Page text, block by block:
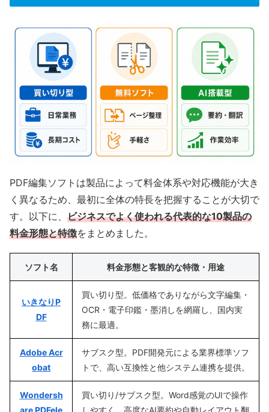
PDF編集ソフトは製品によって料金体系や対応機能が大き
く異なるため、最初に全体の特長を把握することが大切で
す。以下に、 ビジネスでよく使われる代表的な10製品の
料金形態と特徴をまとめました。
ソフト名 料金形態と客観的な特徴・用途
いきなりP
DF
買い切り型。低価格でありながら文字編集・
OCR・電子印鑑・墨消しを網羅し、国内実
務に最適。
Adobe Acr
obat
サブスク型。PDF開発元による業界標準ソフ
トで、高い互換性と他システム連携を提供。
Wondersh
are PDFele
買い切り/サブスク型。Word感覚のUIで操作
しやすく、高度なAI要約や自動レイアウト翻